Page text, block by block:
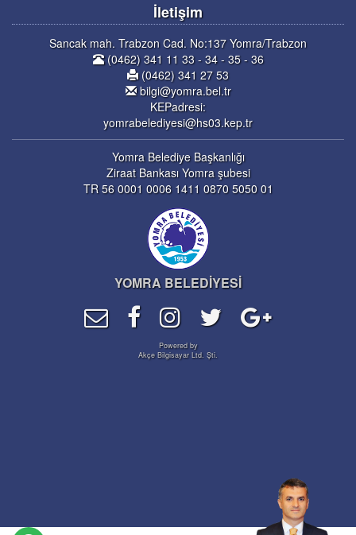
İletişim
Sancak mah. Trabzon Cad. No:137 Yomra/Trabzon
(0462) 341 11 33 - 34 - 35 - 36
(0462) 341 27 53
bilgi@yomra.bel.tr
KEPadresi:
yomrabelediyesi@hs03.kep.tr
Yomra Belediye Başkanlığı
Ziraat Bankası Yomra şubesi
TR 56 0001 0006 1411 0870 5050 01
YOMRA BELEDİYESİ
Powered by
Akçe Bilgisayar Ltd. Şti.